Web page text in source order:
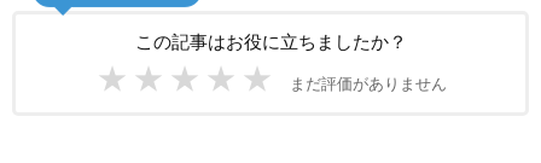
この記事はお役に立ちましたか？
★ ★ ★ ★ ★ まだ評価がありません